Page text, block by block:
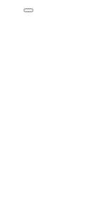
for:
Search